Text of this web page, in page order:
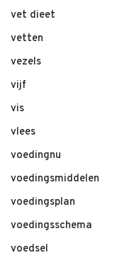
vet dieet
vetten
vezels
vijf
vis
vlees
voedingnu
voedingsmiddelen
voedingsplan
voedingsschema
voedsel